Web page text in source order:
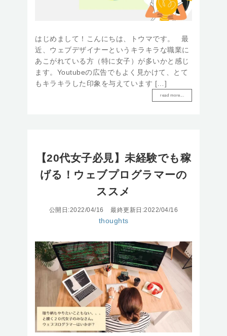
はじめまして！こんにちは、トウマです。 最
近、ウェブデザイナーというキラキラな職業に
あこがれている方（特に女子）が多いかと感じ
ます。Youtubeの広告でもよく見かけて、とて
もキラキラした印象を与えています […]
read more...
【20代女子必見】未経験でも稼
げる！ウェブプログラマーの
ススメ
公開日:2022/04/16 最終更新日:2022/04/16
thoughts